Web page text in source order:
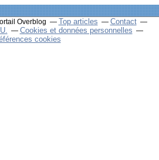
Overblog Top articles
Contact
Cookies et données personnelles
cookies